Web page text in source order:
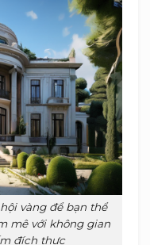
vàng để bạn thể
mê với không gian
đích thực